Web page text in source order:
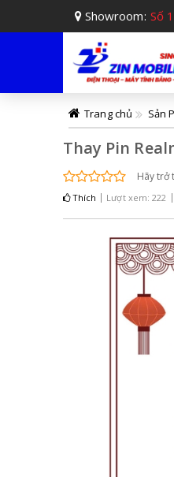
Showroom: Số
Trang chủ Sản
Thay Pin
Hãy trở
Thích Lượt xem: 222